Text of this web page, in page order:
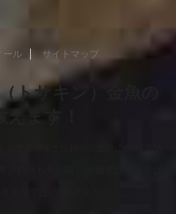
ール サイトマップ
トサキン）金魚の
ます！
チュウ&土佐錦etc! 金魚の飼育方法
動画も大公開！ 水槽選びや餌選び
次第では..究極進化！！